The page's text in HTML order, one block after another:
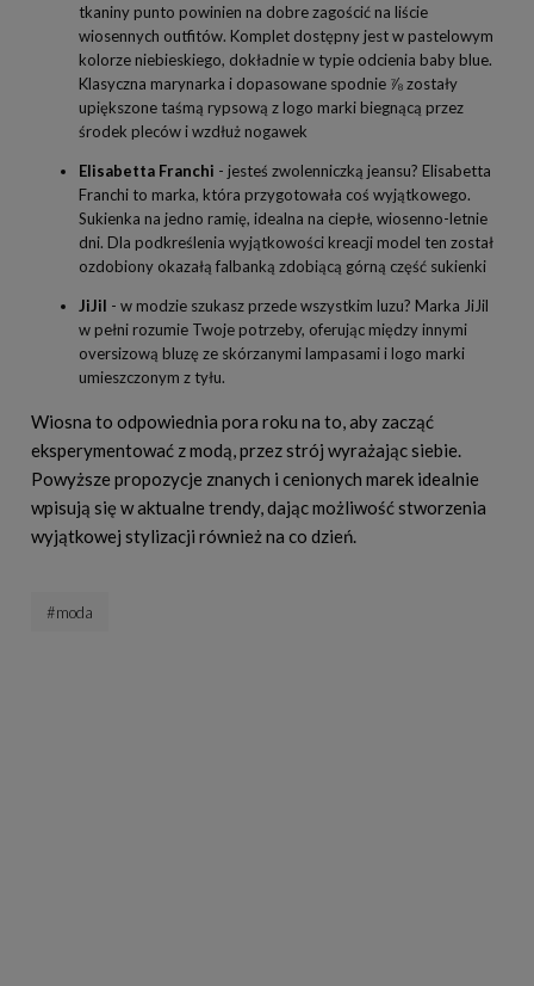
tkaniny punto powinien na dobre zagościć na liście
wiosennych outfitów. Komplet dostępny jest w pastelowym
kolorze niebieskiego, dokładnie w typie odcienia baby blue.
Klasyczna marynarka i dopasowane spodnie ⅞ zostały
upiększone taśmą rypsową z logo marki biegnącą przez
środek pleców i wzdłuż nogawek
Elisabetta Franchi - jesteś zwolenniczką jeansu? Elisabetta
Franchi to marka, która przygotowała coś wyjątkowego.
Sukienka na jedno ramię, idealna na ciepłe, wiosenno-letnie
dni. Dla podkreślenia wyjątkowości kreacji model ten został
ozdobiony okazałą falbanką zdobiącą górną część sukienki
JiJil - w modzie szukasz przede wszystkim luzu? Marka JiJil
w pełni rozumie Twoje potrzeby, oferując między innymi
oversizową bluzę ze skórzanymi lampasami i logo marki
umieszczonym z tyłu.
Wiosna to odpowiednia pora roku na to, aby zacząć
eksperymentować z modą, przez strój wyrażając siebie.
Powyższe propozycje znanych i cenionych marek idealnie
wpisują się w aktualne trendy, dając możliwość stworzenia
wyjątkowej stylizacji również na co dzień.
#moda